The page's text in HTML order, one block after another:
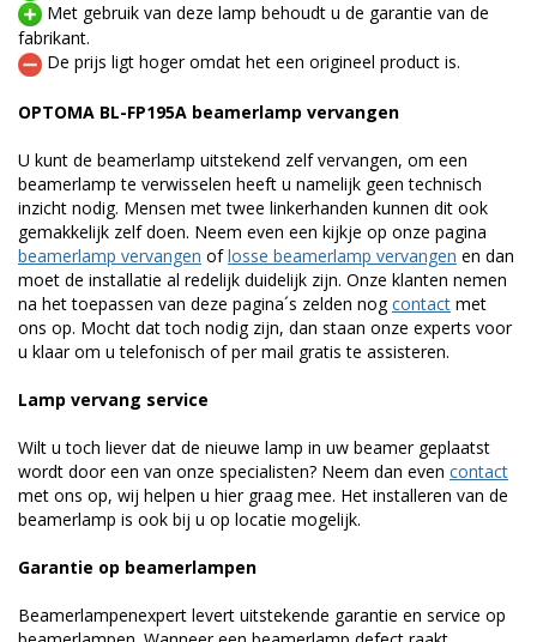
Met gebruik van deze lamp behoudt u de garantie van de
fabrikant.
De prijs ligt hoger omdat het een origineel product is.
OPTOMA BL-FP195A beamerlamp vervangen
U kunt de beamerlamp uitstekend zelf vervangen, om een
beamerlamp te verwisselen heeft u namelijk geen technisch
inzicht nodig. Mensen met twee linkerhanden kunnen dit ook
gemakkelijk zelf doen. Neem even een kijkje op onze pagina
beamerlamp vervangen oflosse beamerlamp vervangen en dan
moet de installatie al redelijk duidelijk zijn. Onze klanten nemen
na het toepassen van deze pagina´s zelden nogcontact met
ons op. Mocht dat toch nodig zijn, dan staan onze experts voor
u klaar om u telefonisch of per mail gratis te assisteren.
Lamp vervang service
Wilt u toch liever dat de nieuwe lamp in uw beamer geplaatst
wordt door een van onze specialisten? Neem dan even contact
met ons op, wij helpen u hier graag mee. Het installeren van de
beamerlamp is ook bij u op locatie mogelijk.
Garantie op beamerlampen
Beamerlampenexpert levert uitstekende garantie en service op